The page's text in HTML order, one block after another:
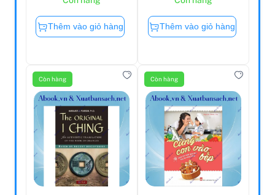
Thêm vào giỏ hàng Thêm vào giỏ hàng
Còn hàng Còn hàng